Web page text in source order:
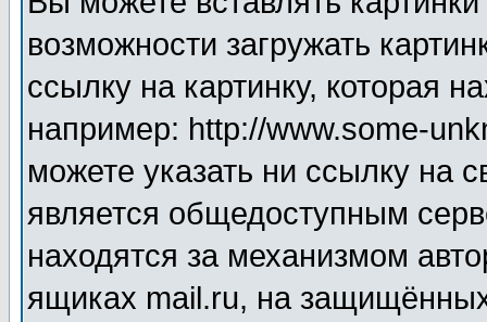
возможности загружать
ссылку на картинку, которая
например: http://www.some-
можете указать ни ссылку на
является общедоступным
находятся за механизмом
ящиках mail.ru, на